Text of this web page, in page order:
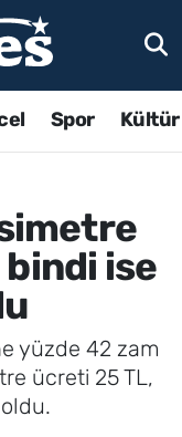
Spor
bindi ise
yüzde 42 zam
ücreti 25 TL,